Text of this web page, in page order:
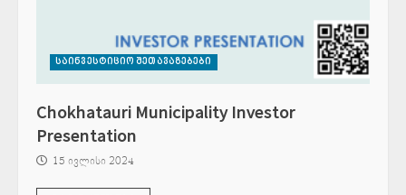
საინვესტიციო შეთავაზებები
Chokhatauri Municipality Investor
Presentation
15 ივლისი 2024